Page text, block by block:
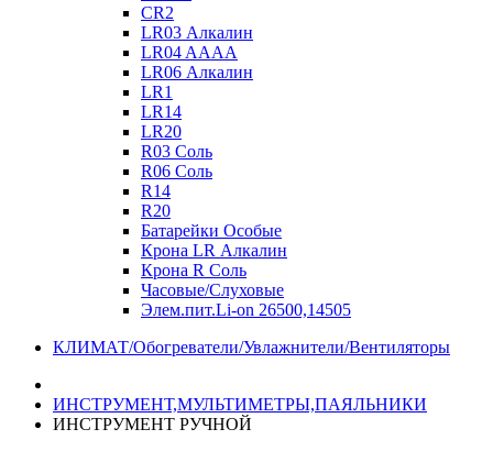
CR2
LR03 Алкалин
LR04 AAAA
LR06 Алкалин
LR1
LR14
LR20
R03 Соль
R06 Соль
R14
R20
Батарейки Особые
Крона LR Алкалин
Крона R Соль
Часовые/Слуховые
Элем.пит.Li-on 26500,14505
КЛИМАТ/Обогреватели/Увлажнители/Вентиляторы
ИНСТРУМЕНТ,МУЛЬТИМЕТРЫ,ПАЯЛЬНИКИ
ИНСТРУМЕНТ РУЧНОЙ